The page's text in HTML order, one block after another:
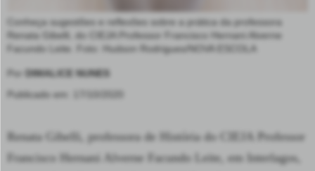
Conheça sugestões e reflexões sobre a prática da professora
Renata Gibelli, do CIEJA Professor Francisco Hernani Alverne
Facundo Leite. Foto: Hudson Rodrigues/NOVA ESCOLA
Por
DIMALICE NUNES
Publicado em: 17/10/2020
Renata Gibelli , professora de História do
CIEJA Professor
Francisco Hernani Alverne Facundo Leite , em Interlagos,